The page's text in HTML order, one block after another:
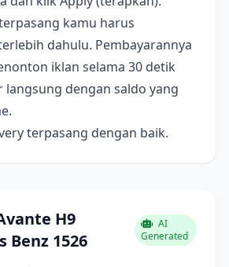
kamu harus
dahulu. Pembayarannya
iklan selama 30 detik
langsung dengan saldo yang
terpasang dengan baik.
H9
Benz 1526
AI
Generated